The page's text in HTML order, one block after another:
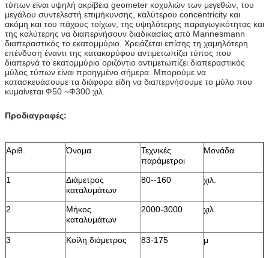
τύπων είναι υψηλή ακρίβεια geometer κοχυλιών των μεγεθών, του
μεγάλου συντελεστή επιμήκυνσης, καλύτερου concentricity και
ακόμη και του πάχους τοίχων, της υψηλότερης παραγωγικότητας και
της καλύτερης να διαπερνήσουν διαδικασίας από Mannesmann
διαπεραστικός το εκατομμύριο. Χρειάζεται επίσης τη χαμηλότερη
επένδυση έναντι της κατακορύφου αντιμετωπίζει τύπος που
διαπερνά το εκατομμύριο οριζόντιο αντιμετωπίζει διαπεραστικός
μύλος τύπων είναι προηγμένο σήμερα. Μπορούμε να
κατασκευάσουμε τα διάφορα είδη να διαπερνήσουμε το μύλο που
κυμαίνεται Ф50 ~Ф300 χιλ.
Προδιαγραφές:
Αριθ. Όνομα
Τεχνικές
παράμετροι
Μονάδα
1
Διάμετρος
καταλυμάτων
80--160 χιλ.
2
Μήκος
καταλυμάτων
2000-3000 χιλ.
3 Κοίλη διάμετρος 83-175 μ